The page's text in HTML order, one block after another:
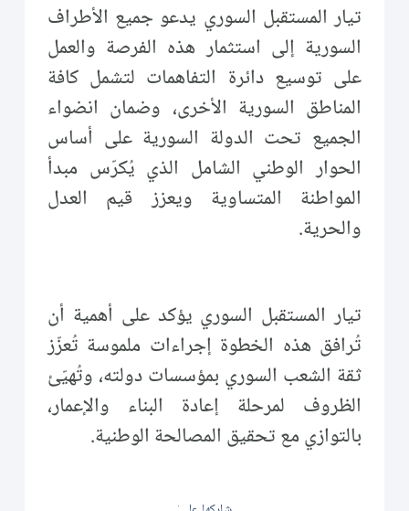
تيار المستقبل السوري يدعو جميع الأطراف
السورية إلى استثمار هذه الفرصة والعمل
على توسيع دائرة التفاهمات لتشمل كافة
المناطق السورية الأخرى، وضمان انضواء
الجميع تحت الدولة السورية على أساس
الحوار الوطني الشامل الذي يُكرّس مبدأ
المواطنة المتساوية ويعزز قيم العدل
والحرية.
تيار المستقبل السوري يؤكد على أهمية أن
تُرافق هذه الخطوة إجراءات ملموسة تُعزّز
ثقة الشعب السوري بمؤسسات دولته، وتُهيّئ
الظروف لمرحلة إعادة البناء والإعمار،
بالتوازي مع تحقيق المصالحة الوطنية.